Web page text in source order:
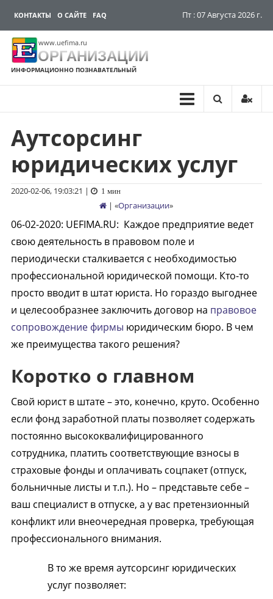
КОНТАКТЫ О САЙТЕ FAQ Пт : 07 Августа 2026 г.
www.uefima.ru
ОРГАНИЗАЦИИ
ИНФОРМАЦИОННО ПОЗНАВАТЕЛЬНЫЙ
Перейти
содержимому
Аутсорсинг
юридических услуг
2020-02-06, 19:03:21 | 1 мин
| «Организации»
06-02-2020: UEFIMA.RU: Каждое предприятие ведет
свою деятельность в правовом поле и
периодически сталкивается с необходимостью
профессиональной юридической помощи. Кто-то
просто вводит в штат юриста. Но гораздо выгоднее
и целесообразнее заключить договор на правовое
сопровождение фирмы юридическим бюро. В чем
же преимущества такого решения?
Коротко о главном
Свой юрист в штате – это, конечно, круто. Особенно
если фонд заработной платы позволяет содержать
постоянно высококвалифицированного
сотрудника, платить соответствующие взносы в
страховые фонды и оплачивать соцпакет (отпуск,
больничные листы и т.п.). Но – представьте себе –
ваш специалист в отпуске, а у вас претензионный
конфликт или внеочередная проверка, требующая
профессионального внимания.
В то же время аутсорсинг юридических
услуг позволяет: